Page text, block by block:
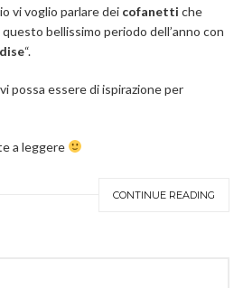
vi voglio parlare dei cofanetti che
bellissimo periodo dell’anno con
“.
possa essere di ispirazione per
a leggere
CONTINUE READING